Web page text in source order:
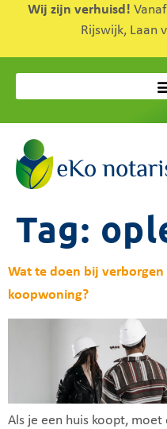
Wij zijn verhuisd!
Rijswijk, Laan
Tag:
Wat te doen bij
koopwoning?
Als je een huis koopt,